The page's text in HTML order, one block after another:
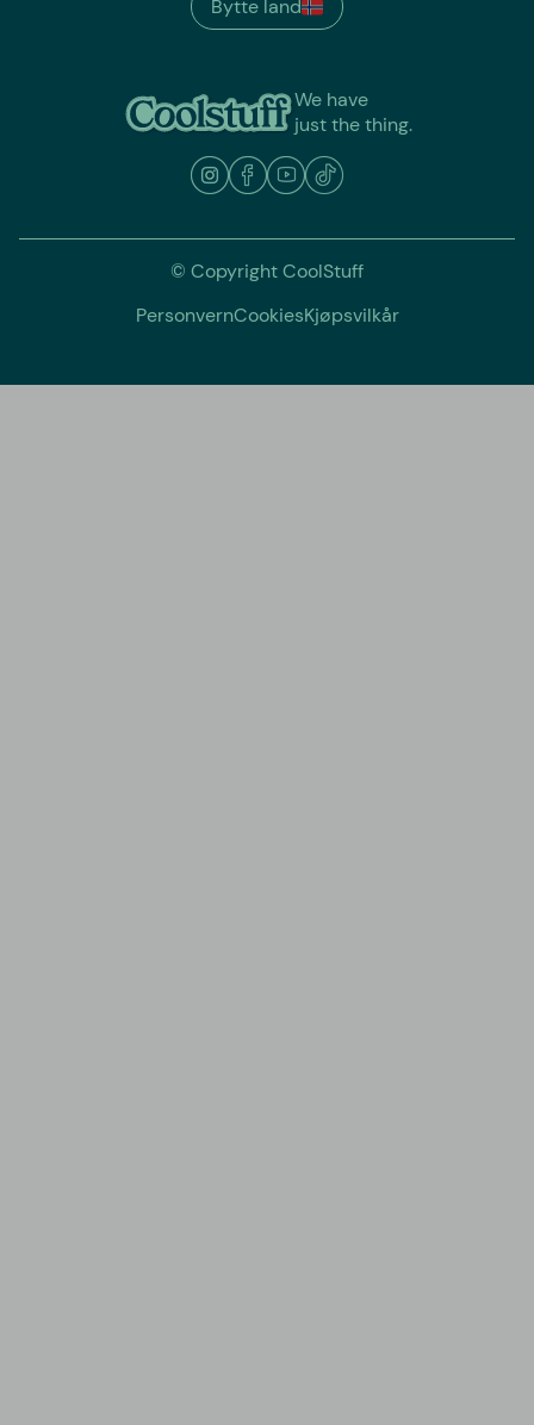
We have
just the thing.
Bytte land
© Copyright CoolStuff
PersonvernCookiesKjøpsvilkår